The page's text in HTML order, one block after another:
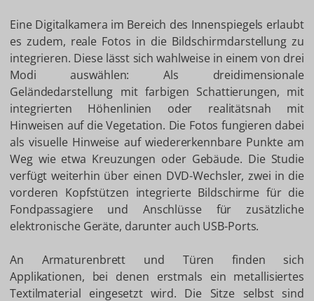
Eine Digitalkamera im Bereich des Innenspiegels erlaubt
es zudem, reale Fotos in die Bildschirmdarstellung zu
integrieren. Diese lässt sich wahlweise in einem von drei
Modi auswählen: Als dreidimensionale
Geländedarstellung mit farbigen Schattierungen, mit
integrierten Höhenlinien oder realitätsnah mit
Hinweisen auf die Vegetation. Die Fotos fungieren dabei
als visuelle Hinweise auf wiedererkennbare Punkte am
Weg wie etwa Kreuzungen oder Gebäude. Die Studie
verfügt weiterhin über einen DVD-Wechsler, zwei in die
vorderen Kopfstützen integrierte Bildschirme für die
Fondpassagiere und Anschlüsse für zusätzliche
elektronische Geräte, darunter auch USB-Ports.
An Armaturenbrett und Türen finden sich
Applikationen, bei denen erstmals ein metallisiertes
Textilmaterial eingesetzt wird. Die Sitze selbst sind